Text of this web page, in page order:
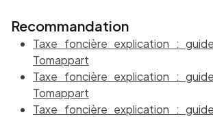
Recommandation
Taxe foncière explication :
Tomappart
Taxe foncière explication :
Tomappart
Taxe foncière explication :